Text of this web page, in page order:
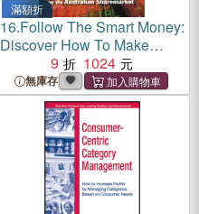
滿額折
16.Follow The Smart Money:
Discover How To Make
Winning Trades On The
Austalian Stockmarket
9 1024
無庫存